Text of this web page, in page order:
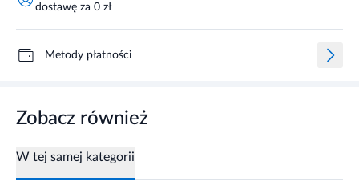
dostawę za 0 zł
Metody płatności
Zobacz również
W tej samej kategorii